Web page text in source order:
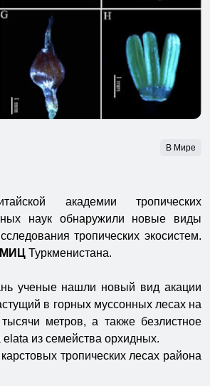
В Мире
академии тропических
наук обнаружили новые виды
тропических экосистем.
МИЦ Туркменистана.
ученые нашли новый вид акации
в горных муссонных лесах на
метров, а также безлистное
elata из семейства орхидных.
тропических лесах района